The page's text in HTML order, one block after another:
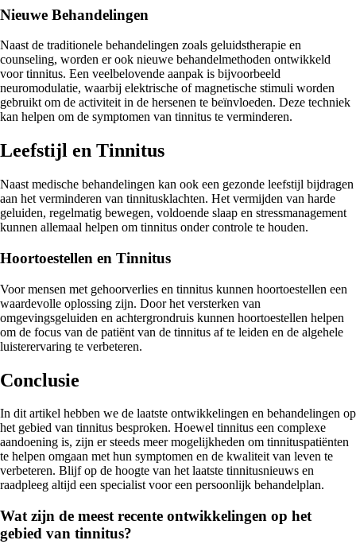
Nieuwe Behandelingen
Naast de traditionele behandelingen zoals geluidstherapie en
counseling, worden er ook nieuwe behandelmethoden ontwikkeld
voor tinnitus. Een veelbelovende aanpak is bijvoorbeeld
neuromodulatie, waarbij elektrische of magnetische stimuli worden
gebruikt om de activiteit in de hersenen te beïnvloeden. Deze techniek
kan helpen om de symptomen van tinnitus te verminderen.
Leefstijl en Tinnitus
Naast medische behandelingen kan ook een gezonde leefstijl bijdragen
aan het verminderen van tinnitusklachten. Het vermijden van harde
geluiden, regelmatig bewegen, voldoende slaap en stressmanagement
kunnen allemaal helpen om tinnitus onder controle te houden.
Hoortoestellen en Tinnitus
Voor mensen met gehoorverlies en tinnitus kunnen hoortoestellen een
waardevolle oplossing zijn. Door het versterken van
omgevingsgeluiden en achtergrondruis kunnen hoortoestellen helpen
om de focus van de patiënt van de tinnitus af te leiden en de algehele
luisterervaring te verbeteren.
Conclusie
In dit artikel hebben we de laatste ontwikkelingen en behandelingen op
het gebied van tinnitus besproken. Hoewel tinnitus een complexe
aandoening is, zijn er steeds meer mogelijkheden om tinnituspatiënten
te helpen omgaan met hun symptomen en de kwaliteit van leven te
verbeteren. Blijf op de hoogte van het laatste tinnitusnieuws en
raadpleeg altijd een specialist voor een persoonlijk behandelplan.
Wat zijn de meest recente ontwikkelingen op het
gebied van tinnitus?